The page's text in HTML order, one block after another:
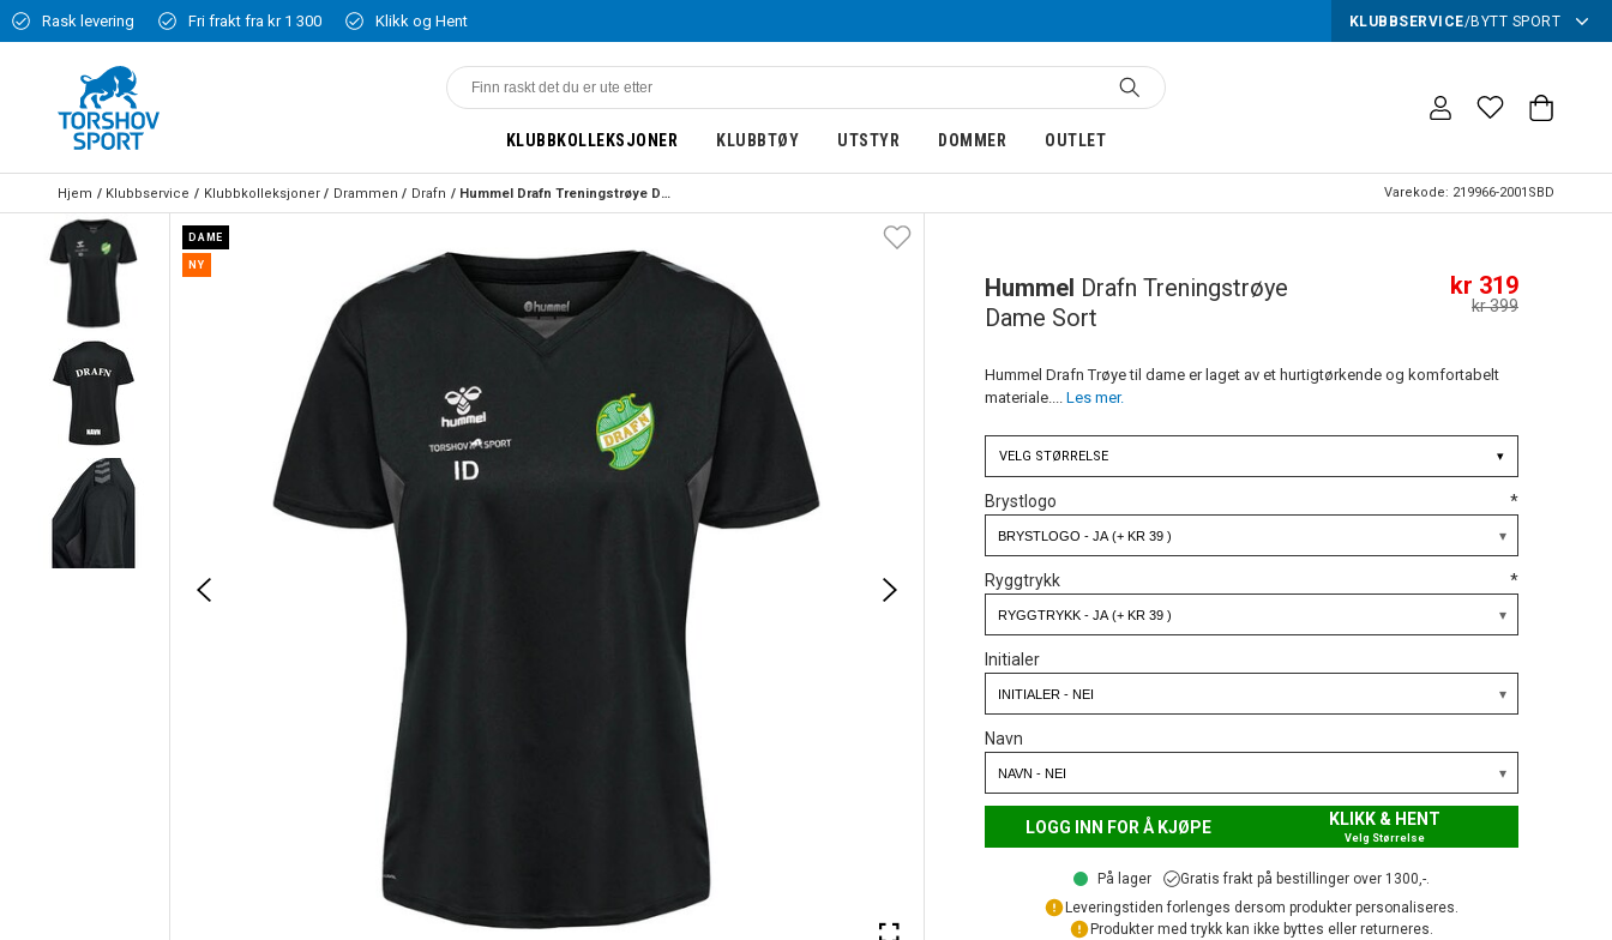
Rask levering Fri frakt fra kr 1 300 Klikk og Hent KLUBBSERVICE/BYTT SPORT
KLUBBKOLLEKSJONER KLUBBTØY UTSTYR DOMMER OUTLET
Hjem Klubbservice Klubbkolleksjoner Drammen Drafn Hummel Drafn Treningstrøye Dame Sort Varekode: 219966-2001SBD
DAME
NY
Hummel Drafn Treningstrøye
Dame Sort
kr 319
kr 399
Hummel Drafn Trøye til dame er laget av et hurtigtørkende og komfortabelt
materiale.... Les mer.
VELG STØRRELSE ▾
Brystlogo *
Ryggtrykk *
Initialer
Navn
LOGG INN FOR Å KJØPE KLIKK & HENT
Velg Størrelse
På lager
Gratis frakt på bestillinger over 1300,-.
Leveringstiden forlenges dersom produkter personaliseres.
Produkter med trykk kan ikke byttes eller returneres.